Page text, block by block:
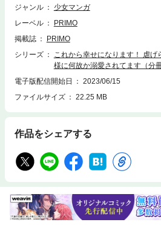
にしていい」という優しい言葉だった。なぜ
―？※この作品は『PRIMO Vol.20』に収録さ
意下さい。
ジャンル
少女マンガ
レーベル
PRIMO
掲載誌
PRIMO
シリーズ
これから幸せになります！ 虐
様に何故か溺愛されてます（分冊
電子版配信開始日
2023/06/15
ファイルサイズ
22.25 MB
作品をシェアする